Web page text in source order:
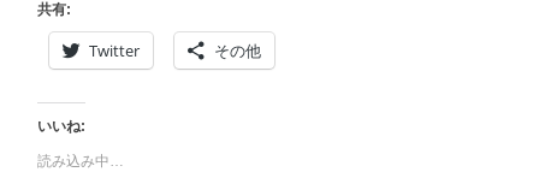
共有:
Twitter その他
いいね:
読み込み中…